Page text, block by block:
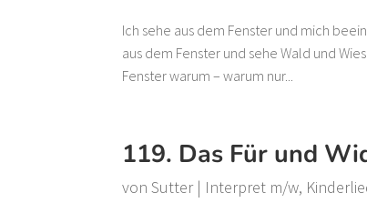
Ich sehe aus dem Fenster und mich
aus dem Fenster und sehe Wald und
Fenster warum – warum nur...
119. Das Für und
vonSutter| Interpret m/w,